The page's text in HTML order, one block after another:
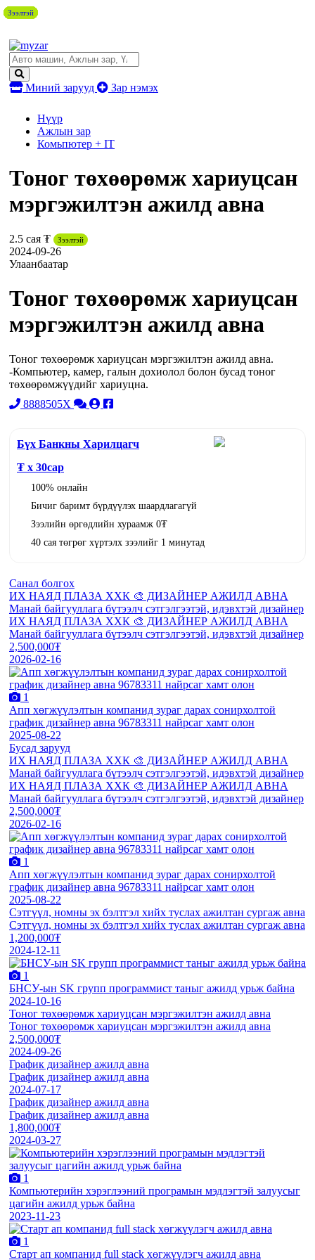
Миний зарууд Зар нэмэх
Нүүр
Ажлын зар
Комьпютер + IT
Тоног төхөөрөмж хариуцсан
мэргэжилтэн ажилд авна
2.5 сая ₮ Зээлтэй
2024-09-26
Улаанбаатар
Тоног төхөөрөмж хариуцсан
мэргэжилтэн ажилд авна
Тоног төхөөрөмж хариуцсан мэргэжилтэн ажилд авна.
-Компьютер, камер, галын дохиолол болон бусад тоног
төхөөрөмжүүдийг хариуцна.
8888505X
Бүх Банкны Харилцагч
₮ x 30сар
100% онлайн
Бичиг баримт бүрдүүлэх шаардлагагүй
Зээлийн өргөдлийн хураамж 0₮
40 сая төгрөг хүртэлх зээлийг 1 минутад
Санал болгох
ИХ НАЯД ПЛАЗА ХХК 🎨 ДИЗАЙНЕР АЖИЛД АВНА
Манай байгууллага бүтээлч сэтгэлгээтэй, идэвхтэй дизайнер
Зээлтэй
ИХ НАЯД ПЛАЗА ХХК 🎨 ДИЗАЙНЕР АЖИЛД АВНА
Манай байгууллага бүтээлч сэтгэлгээтэй, идэвхтэй дизайнер
2,500,000₮
2026-02-16
1
Aпп хөгжүүлэлтын компанид зураг дарах сонирхолтой
график дизайнер авна 96783311 найрсаг хамт олон
2025-08-22
Бусад зарууд
ИХ НАЯД ПЛАЗА ХХК 🎨 ДИЗАЙНЕР АЖИЛД АВНА
Манай байгууллага бүтээлч сэтгэлгээтэй, идэвхтэй дизайнер
Зээлтэй
ИХ НАЯД ПЛАЗА ХХК 🎨 ДИЗАЙНЕР АЖИЛД АВНА
Манай байгууллага бүтээлч сэтгэлгээтэй, идэвхтэй дизайнер
2,500,000₮
2026-02-16
1
Aпп хөгжүүлэлтын компанид зураг дарах сонирхолтой
график дизайнер авна 96783311 найрсаг хамт олон
2025-08-22
Сэтгүүл, номны эх бэлтгэл хийх туслах ажилтaн сургаж авна
Зээлтэй
Сэтгүүл, номны эх бэлтгэл хийх туслах ажилтaн сургаж авна
1,200,000₮
2024-12-11
1
БНСУ-ын SK групп программист таныг ажилд урьж байна
2024-10-16
Тоног төхөөрөмж хариуцсан мэргэжилтэн ажилд авна
Зээлтэй
Тоног төхөөрөмж хариуцсан мэргэжилтэн ажилд авна
2,500,000₮
2024-09-26
График дизайнер ажилд авна
График дизайнер ажилд авна
2024-07-17
График дизайнер ажилд авна
Зээлтэй
График дизайнер ажилд авна
1,800,000₮
2024-03-27
1
Компьютерийн хэрэглээний програмын мэдлэгтэй залуусыг
цагийн ажилд урьж байна
2023-11-23
Зээлтэй
1
Старт ап компанид full stack хөгжүүлэгч ажилд авна
Зээлтэй